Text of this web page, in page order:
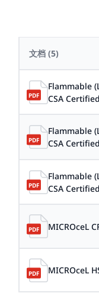
文档 (5)
Flammable
CSA Certified
Flammable
CSA Certified
Flammable
CSA Certified
MICROceL
MICROceL